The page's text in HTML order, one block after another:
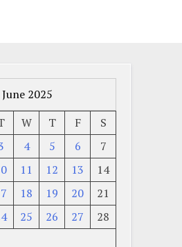
June 2025
W T F
S
4 5 6
7
11 12 13
14
18 19 20
21
25 26 27
28